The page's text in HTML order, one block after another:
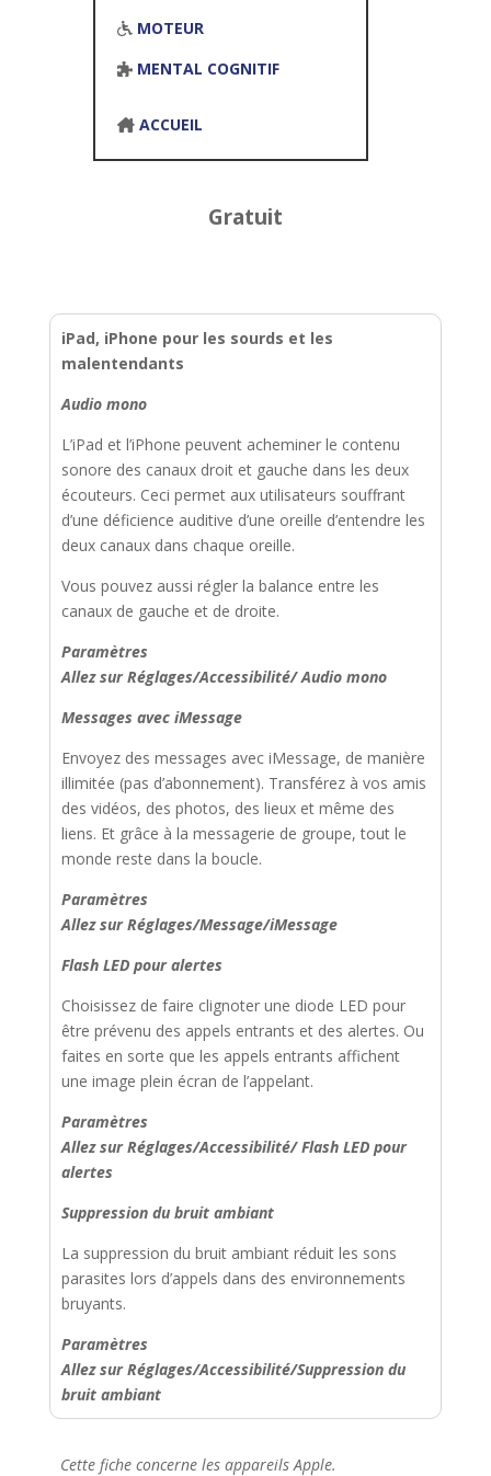
MOTEUR
MENTAL COGNITIF
ACCUEIL
Gratuit
iPad, iPhone pour les sourds et les
malentendants
Audio mono
L’iPad et l’iPhone peuvent acheminer le contenu
sonore des canaux droit et gauche dans les deux
écouteurs. Ceci permet aux utilisateurs souffrant
d’une déficience auditive d’une oreille d’entendre les
deux canaux dans chaque oreille.
Vous pouvez aussi régler la balance entre les
canaux de gauche et de droite.
Paramètres
Allez sur Réglages/Accessibilité/ Audio mono
Messages avec iMessage
Envoyez des messages avec iMessage, de manière
illimitée (pas d’abonnement). Transférez à vos amis
des vidéos, des photos, des lieux et même des
liens. Et grâce à la messagerie de groupe, tout le
monde reste dans la boucle.
Paramètres
Allez sur Réglages/Message/iMessage
Flash LED pour alertes
Choisissez de faire clignoter une diode LED pour
être prévenu des appels entrants et des alertes. Ou
faites en sorte que les appels entrants affichent
une image plein écran de l’appelant.
Paramètres
Allez sur Réglages/Accessibilité/ Flash LED pour
alertes
Suppression du bruit ambiant
La suppression du bruit ambiant réduit les sons
parasites lors d’appels dans des environnements
bruyants.
Paramètres
Allez sur Réglages/Accessibilité/Suppression du
bruit ambiant
Cette fiche concerne les appareils Apple.